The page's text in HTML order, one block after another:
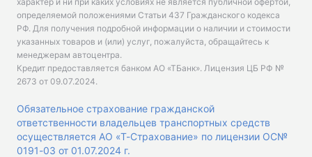
определяемой положениями Статьи 437 Гражданского кодекса
РФ. Для получения подробной информации о наличии и стоимости
указанных товаров и (или) услуг, пожалуйста, обращайтесь к
менеджерам автоцентра.
Кредит предоставляется банком АО «ТБанк». Лицензия ЦБ РФ №
2673 от 09.07.2024.
Обязательное страхование гражданской
ответственности владельцев транспортных средств
осуществляется АО «Т-Страхование» по лицензии ОС№
0191-03 от 01.07.2024 г.